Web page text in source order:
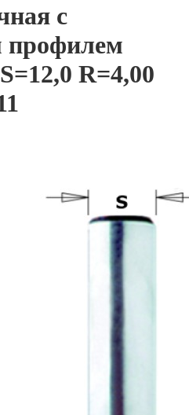
с
профилем
R=4,00